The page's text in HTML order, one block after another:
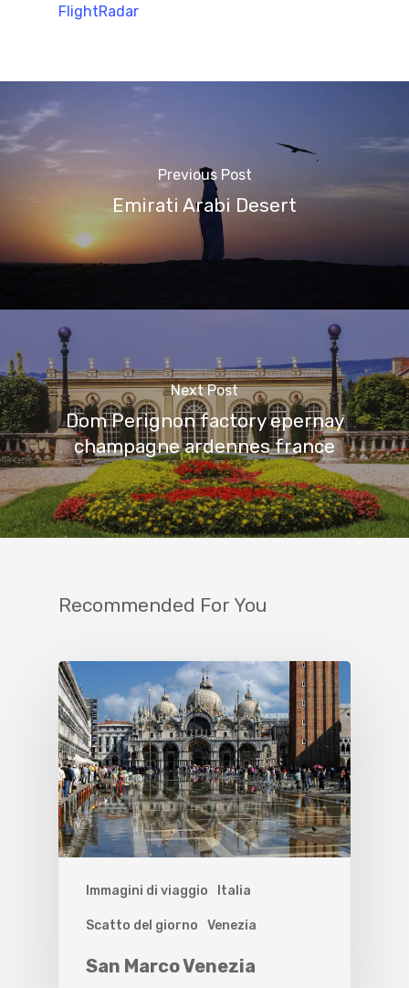
FlightRadar
Previous Post
Emirati Arabi Desert
Next Post
Dom Perignon factory epernay
champagne ardennes france
Recommended For You
Immagini di viaggio Italia
Scatto del giorno Venezia
San Marco Venezia